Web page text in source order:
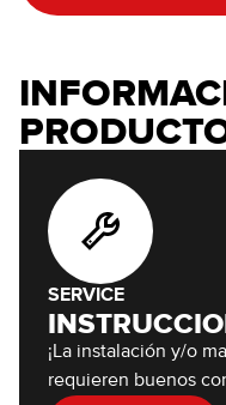
SERVICE
¡La instalación y/o
requieren buenos